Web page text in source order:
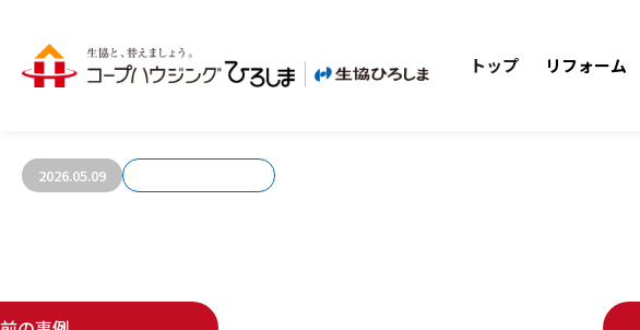
トップ リフォーム
お客さまの声748
2026.05.09